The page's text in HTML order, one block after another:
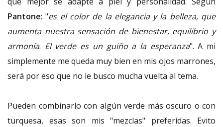
Pantone: "es el color de la elegancia y la belleza, que
aumenta nuestra sensación de bienestar, equilibrio y
armonía. El verde es un guiño a la esperanza". A mi
simplemente me queda muy bien en mis ojos marrones,
será por eso que no le busco mucha vuelta al tema.
Pueden combinarlo con algún verde más oscuro o con
turquesa, esas son mis "mezclas" preferidas. Evito